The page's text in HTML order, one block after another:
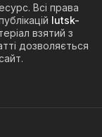
Всі права
lutsk-
взятий з
дозволяється